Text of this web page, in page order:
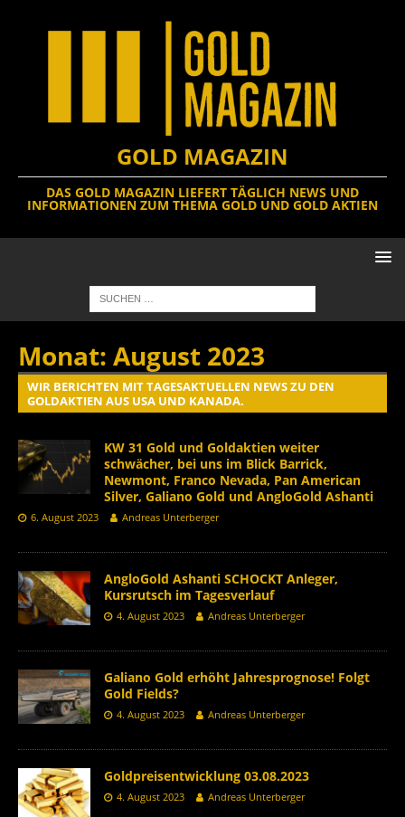
GOLD MAGAZIN
DAS GOLD MAGAZIN LIEFERT TÄGLICH NEWS UND
INFORMATIONEN ZUM THEMA GOLD UND GOLD AKTIEN
Monat: August 2023
WIR BERICHTEN MIT TAGESAKTUELLEN NEWS ZU DEN
GOLDAKTIEN AUS USA UND KANADA.
KW 31 Gold und Goldaktien weiter
schwächer, bei uns im Blick Barrick,
Newmont, Franco Nevada, Pan American
Silver, Galiano Gold und AngloGold Ashanti
6. August 2023 Andreas Unterberger
AngloGold Ashanti SCHOCKT Anleger,
Kursrutsch im Tagesverlauf
4. August 2023 Andreas Unterberger
Galiano Gold erhöht Jahresprognose! Folgt
Gold Fields?
4. August 2023 Andreas Unterberger
Goldpreisentwicklung 03.08.2023
4. August 2023 Andreas Unterberger